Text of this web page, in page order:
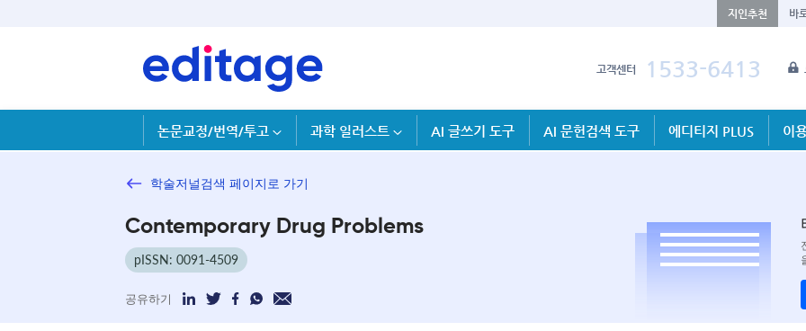
지인추천 바
고객센터 1533-6413
논문교정/번역/투고 과학 일러스트 AI 글쓰기 도구 AI 문헌검색 도구 에디티지 PLUS 이
학술저널검색 페이지로 가기
Contemporary Drug Problems
pISSN: 0091-4509
공유하기